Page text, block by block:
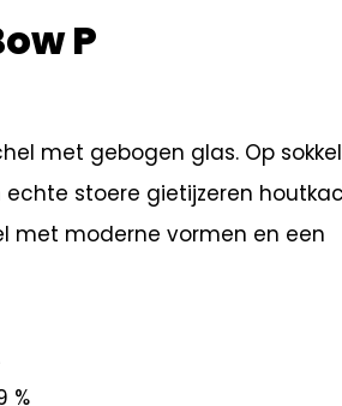
P
met gebogen glas. Op
echte stoere gietijzeren
met moderne vormen en een
%